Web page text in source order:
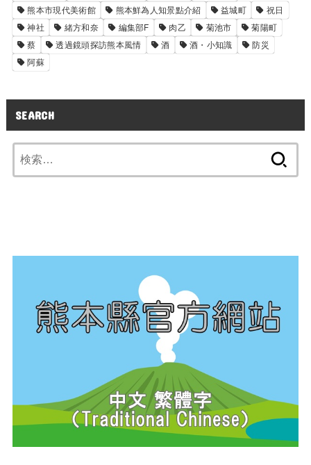
熊本市現代美術館
熊本鮮為人知景點介紹 益城町
祝日
神社
緒方和奈 編集部F 肉乙 菊池市
菊陽町
蔡
透過鏡頭探訪熊本風情 酒 酒・小知識
防災
阿蘇
SEARCH
索: